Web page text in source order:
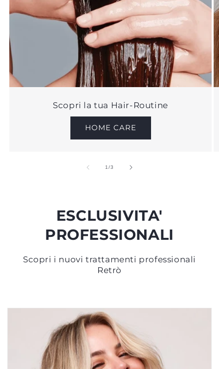
Scopri la tua Hair-Routine
HOME CARE
1/su
3
ESCLUSIVITA'
PROFESSIONALI
Scopri i nuovi trattamenti professionali
Retrò